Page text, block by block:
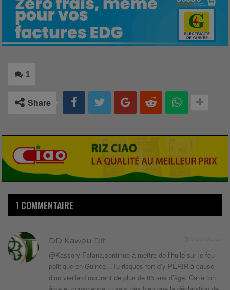
1
Share
1 COMMENTAIRE
DD Kawou Dit
@Kassory Fofana,continue à mettre de l’huile sur le feu
politique en Guinée…Tu risques fort d’y PÉRIR à cause
d’un vieillard mourant de plus de 85 ans d’âge. Car,à ton